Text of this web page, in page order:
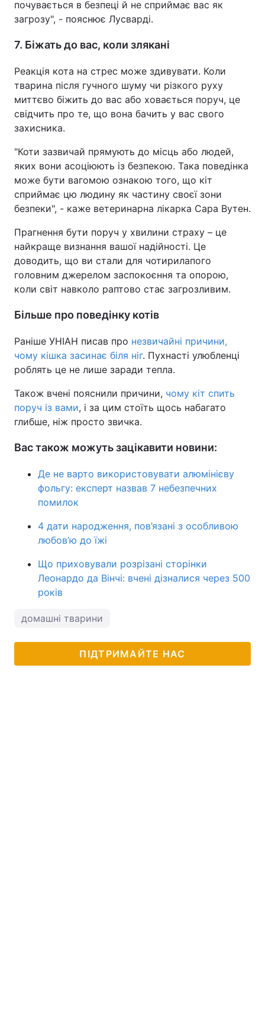
почувається в безпеці й не сприймає вас як
загрозу", - пояснює Лусварді.
7. Біжать до вас, коли злякані
Реакція кота на стрес може здивувати. Коли
тварина після гучного шуму чи різкого руху
миттєво біжить до вас або ховається поруч, це
свідчить про те, що вона бачить у вас свого
захисника.
"Коти зазвичай прямують до місць або людей,
яких вони асоціюють із безпекою. Така поведінка
може бути вагомою ознакою того, що кіт
сприймає цю людину як частину своєї зони
безпеки", - каже ветеринарна лікарка Сара Вутен.
Прагнення бути поруч у хвилини страху – це
найкраще визнання вашої надійності. Це
доводить, що ви стали для чотирилапого
головним джерелом заспокоєння та опорою,
коли світ навколо раптово стає загрозливим.
Більше про поведінку котів
Раніше УНІАН писав про незвичайні причини,
чому кішка засинає біля ніг. Пухнасті улюбленці
роблять це не лише заради тепла.
Також вчені пояснили причини, чому кіт спить
поруч із вами, і за цим стоїть щось набагато
глибше, ніж просто звичка.
Вас також можуть зацікавити новини:
Де не варто використовувати алюмінієву
фольгу: експерт назвав 7 небезпечних
помилок
4 дати народження, пов’язані з особливою
любов’ю до їжі
Що приховували розрізані сторінки
Леонардо да Вінчі: вчені дізналися через 500
років
домашні тварини
ПІДТРИМАЙТЕ НАС